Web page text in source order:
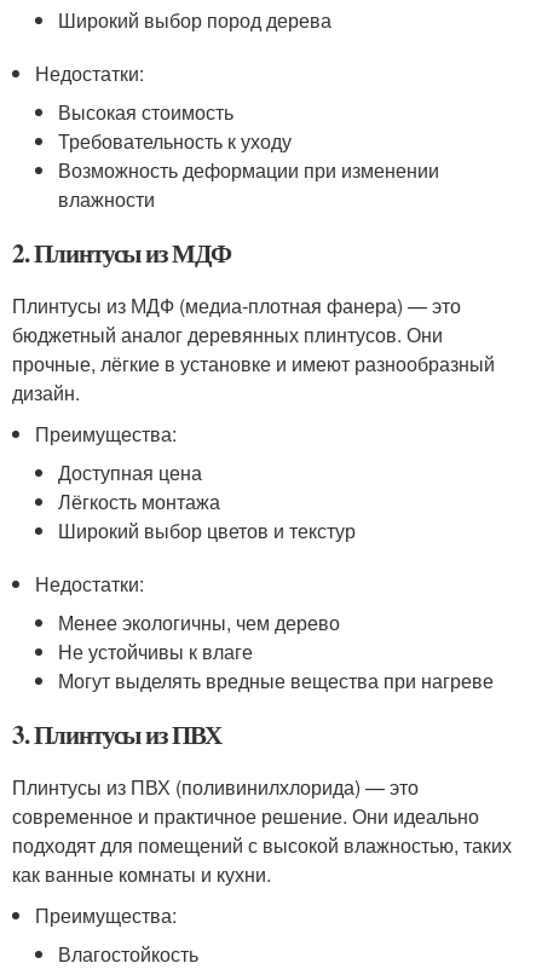
Широкий выбор пород дерева
Недостатки:
Высокая стоимость
Требовательность к уходу
Возможность деформации при изменении
влажности
2. Плинтусы из МДФ
Плинтусы из МДФ (медиа-плотная фанера) — это
бюджетный аналог деревянных плинтусов. Они
прочные, лёгкие в установке и имеют разнообразный
дизайн.
Преимущества:
Доступная цена
Лёгкость монтажа
Широкий выбор цветов и текстур
Недостатки:
Менее экологичны, чем дерево
Не устойчивы к влаге
Могут выделять вредные вещества при нагреве
3. Плинтусы из ПВХ
Плинтусы из ПВХ (поливинилхлорида) — это
современное и практичное решение. Они идеально
подходят для помещений с высокой влажностью, таких
как ванные комнаты и кухни.
Преимущества:
Влагостойкость